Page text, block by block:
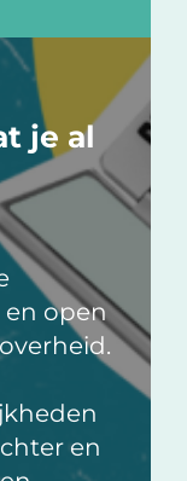
je al
open
en